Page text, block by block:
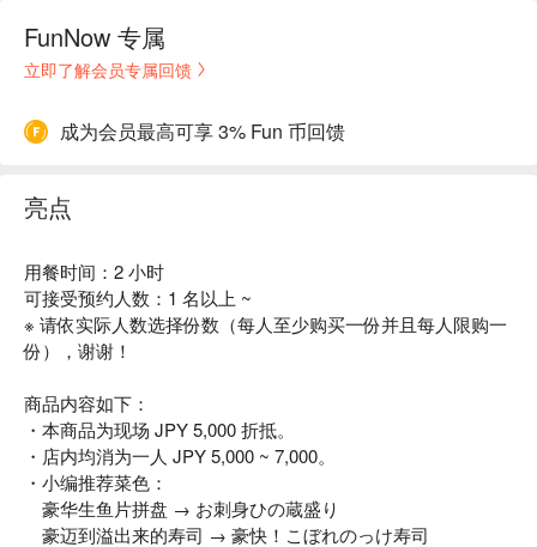
FunNow 专属
立即了解会员专属回馈
成为会员最高可享 3% Fun 币回馈
亮点
用餐时间：2 小时
可接受预约人数：1 名以上 ~
※ 请依实际人数选择份数（每人至少购买一份并且每人限购一
份），谢谢！
商品内容如下：
・本商品为现场 JPY 5,000 折抵。
・店内均消为一人 JPY 5,000 ~ 7,000。
・小编推荐菜色：
豪华生鱼片拼盘 → お刺身ひの蔵盛り
豪迈到溢出来的寿司 → 豪快！こぼれのっけ寿司